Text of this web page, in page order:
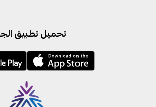
تحميل تطبيق